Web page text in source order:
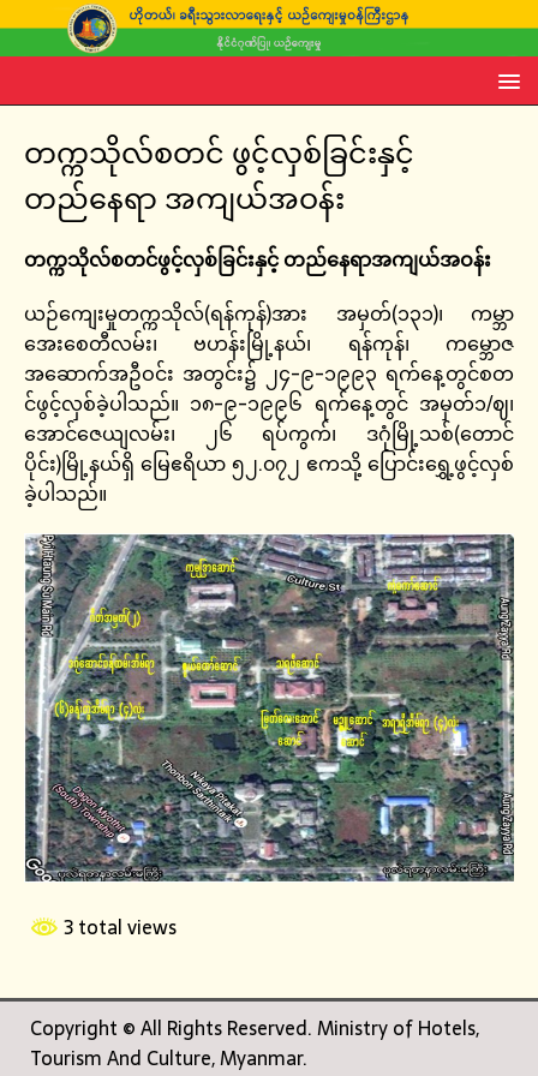
တက္ကသိုလ်စတင် ဖွင့်လှစ်ခြင်းနှင့်
တည်နေရာ အကျယ်အဝန်း
တက္ကသိုလ်စတင်ဖွင့်လှစ်ခြင်းနှင့် တည်နေရာအကျယ်အဝန်း
ယဉ်ကျေးမှုတက္ကသိုလ်(ရန်ကုန်)အား အမှတ်(၁၃၁)၊ ကမ္ဘာ
အေးစေတီလမ်း၊ ဗဟန်းမြို့နယ်၊ ရန်ကုန်၊ ကမ္ဘောဇ
အဆောက်အဦဝင်း အတွင်း၌ ၂၄-၉-၁၉၉၃ ရက်နေ့တွင်စတ
င်ဖွင့်လှစ်ခဲ့ပါသည်။ ၁၈-၉-၁၉၉၆ ရက်နေ့တွင် အမှတ်၁/ဈ၊
အောင်ဇေယျလမ်း၊ ၂၆ ရပ်ကွက်၊ ဒဂုံမြို့သစ်(တောင်
ပိုင်း)မြို့နယ်ရှိ မြေဧရိယာ ၅၂.၀၇၂ ဧကသို့ ပြောင်းရွှေ့ဖွင့်လှစ်
ခဲ့ပါသည်။
3 total views
Copyright © All Rights Reserved. Ministry of Hotels,
Tourism And Culture, Myanmar.